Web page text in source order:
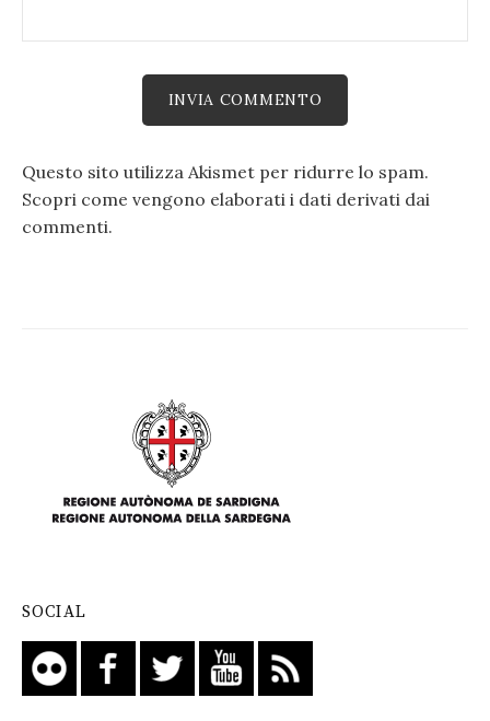
Questo sito utilizza Akismet per ridurre lo spam.
Scopri come vengono elaborati i dati derivati dai
commenti.
SOCIAL